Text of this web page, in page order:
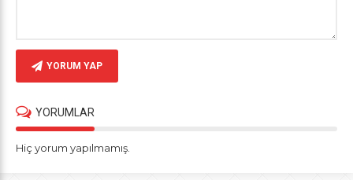
YORUM YAP
YORUMLAR
Hiç yorum yapılmamış.